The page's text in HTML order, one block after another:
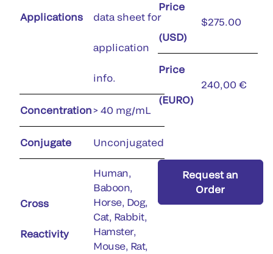
Applications data sheet for
application
info.
Concentration> 40 mg/mL
Conjugate Unconjugated
Cross
Reactivity
Human,
Baboon,
Horse, Dog,
Cat, Rabbit,
Hamster,
Mouse, Rat,
Price
(USD)
$275.00
Price
(EURO)
240,00 €
Request an
Order